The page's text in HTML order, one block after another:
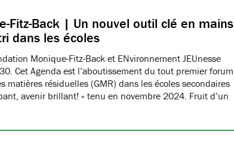
Fitz-Back | Un nouvel outil clé en mains
dans les écoles
Monique-Fitz-Back et ENvironnement JEUnesse
Cet Agenda est l’aboutissement du tout premier forum
matières résiduelles (GMR) dans les écoles secondaires
avenir brillant! » tenu en novembre 2024. Fruit d’un